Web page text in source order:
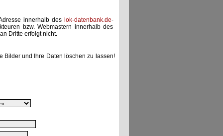
innerhalb des lok-datenbank.de-
bzw. Webmastern innerhalb des
Dritte erfolgt nicht.
Bilder und Ihre Daten löschen zu lassen!